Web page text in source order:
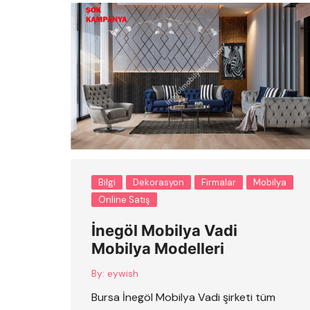
Bilgi Dekorasyon Firmalar
Mobilya
Online Satış
İnegöl Mobilya Vadi
Mobilya Modelleri
By: eywish
Bursa İnegöl Mobilya Vadi şirketi tüm